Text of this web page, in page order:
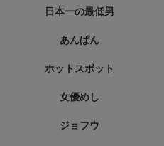
日本一の最低男
あんぱん
ホットスポット
女優めし
ジョフウ